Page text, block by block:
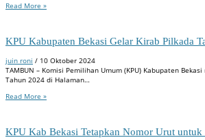
Read More »
KPU Kabupaten Bekasi Gelar Kirab Pilkada
juin roni / 10 Oktober 2024
TAMBUN – Komisi Pemilihan Umum (KPU) Kabupaten
Tahun 2024 di Halaman…
Read More »
KPU Kab Bekasi Tetapkan Nomor Urut untuk